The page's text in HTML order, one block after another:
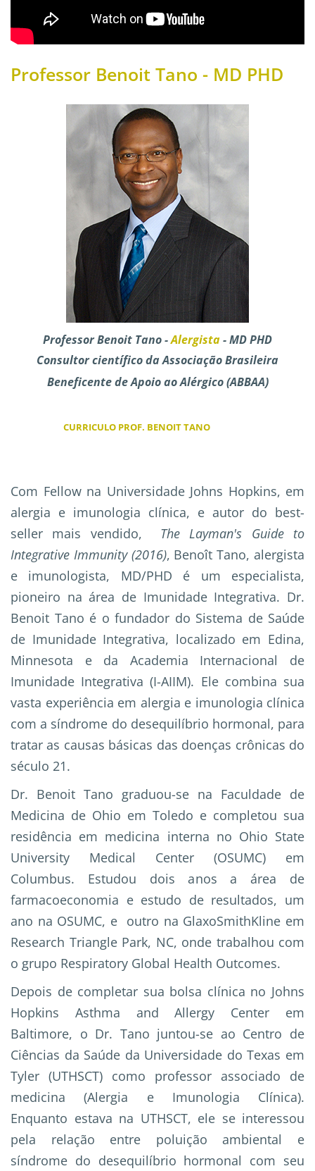
Professor Benoit Tano - MD PHD
Professor Benoit Tano -Alergista- MD PHD
Consultor científico da Associação Brasileira
Beneficente de Apoio ao Alérgico (ABBAA)
CURRICULO PROF. BENOIT TANO
Com Fellow na Universidade Johns Hopkins, em
alergia e imunologia clínica, e autor do best-
seller mais vendido, The Layman's Guide to
Integrative Immunity (2016), Benoît Tano, alergista
e imunologista, MD/PHD é um especialista,
pioneiro na área de Imunidade Integrativa. Dr.
Benoit Tano é o fundador do Sistema de Saúde
de Imunidade Integrativa, localizado em Edina,
Minnesota e da Academia Internacional de
Imunidade Integrativa (I-AIIM). Ele combina sua
vasta experiência em alergia e imunologia clínica
com a síndrome do desequilíbrio hormonal, para
tratar as causas básicas das doenças crônicas do
século 21.
Dr. Benoit Tano graduou-se na Faculdade de
Medicina de Ohio em Toledo e completou sua
residência em medicina interna no Ohio State
University Medical Center (OSUMC) em
Columbus. Estudou dois anos a área de
farmacoeconomia e estudo de resultados, um
ano na OSUMC, e outro na GlaxoSmithKline em
Research Triangle Park, NC, onde trabalhou com
o grupo Respiratory Global Health Outcomes.
Depois de completar sua bolsa clínica no Johns
Hopkins Asthma and Allergy Center em
Baltimore, o Dr. Tano juntou-se ao Centro de
Ciências da Saúde da Universidade do Texas em
Tyler (UTHSCT) como professor associado de
medicina (Alergia e Imunologia Clínica).
Enquanto estava na UTHSCT, ele se interessou
pela relação entre poluição ambiental e
síndrome do desequilíbrio hormonal com seu